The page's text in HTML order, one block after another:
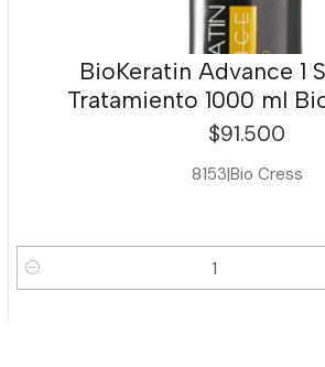
BioKeratin Advance 1
Tratamiento 1000 ml
$91.500
8153|Bio Cress
Cantidad